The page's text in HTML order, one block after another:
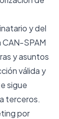
y del
CAN-SPAM
y asuntos
válida y
sigue
terceros.
por